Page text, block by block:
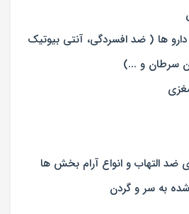
ها ( ضد افسردگی، آنتی بیوتیک
سرطان و ...)
ضد التهاب و انواع آرام بخش ها
به سر و گردن